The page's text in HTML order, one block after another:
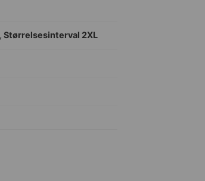
,Størrelsesinterval 2XL